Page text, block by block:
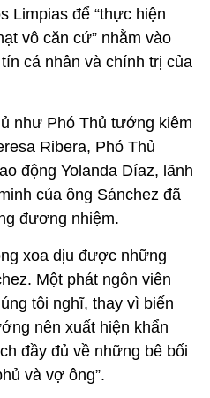
Limpias để “thực hiện
vô căn cứ” nhằm vào
cá nhân và chính trị của
như Phó Thủ tướng kiêm
Ribera, Phó Thủ
động Yolanda Díaz, lãnh
của ông Sánchez đã
đương nhiệm.
xoa dịu được những
Một phát ngôn viên
tôi nghĩ, thay vì biến
nên xuất hiện khẩn
đầy đủ về những bê bối
và vợ ông”.